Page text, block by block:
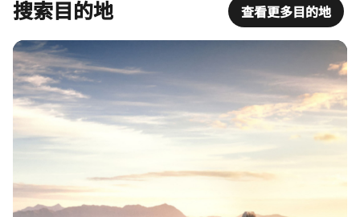
搜索目的地 查看更多目的地